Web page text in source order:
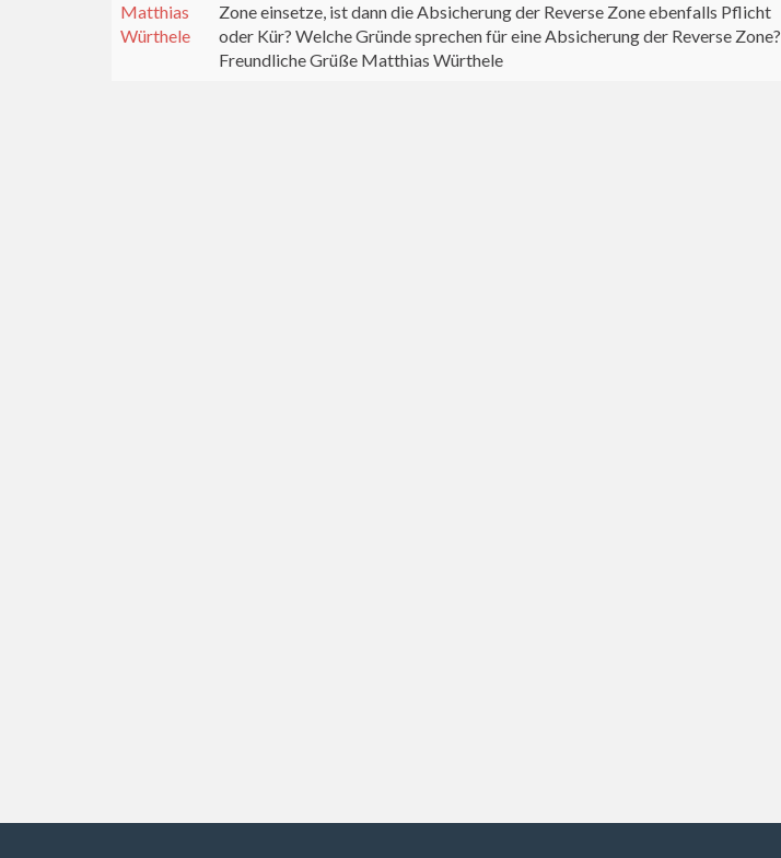
Matthias
Würthele
Zone einsetze, ist dann die Absicherung der Reverse Zone ebenfalls Pflicht
oder Kür? Welche Gründe sprechen für eine Absicherung der Reverse Zone?
Freundliche Grüße Matthias Würthele